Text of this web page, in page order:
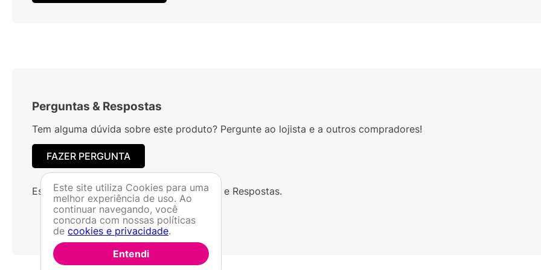
Perguntas & Respostas
Tem alguma dúvida sobre este produto? Pergunte ao lojista e a outros compradores!
FAZER PERGUNTA
Este produto ainda não possui Perguntas e Respostas.
Este site utiliza Cookies para uma
melhor experiência de uso. Ao
continuar navegando, você
concorda com nossas políticas
decookies e privacidade.
Entendi